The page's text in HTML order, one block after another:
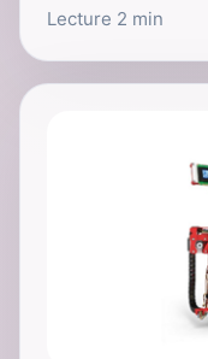
Lecture 2 min